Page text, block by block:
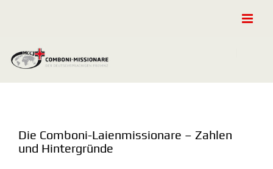
Die Comboni-Laienmissionare – Zahlen
und Hintergründe